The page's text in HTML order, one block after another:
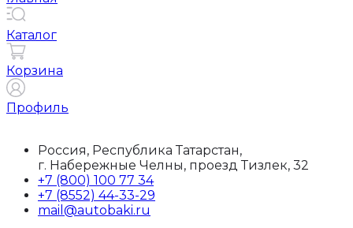
Каталог
Корзина
Профиль
Россия, Республика Татарстан,
г. Набережные Челны, проезд Тизлек, 32
+7 (800) 100 77 34
+7 (8552) 44-33-29
mail@autobaki.ru